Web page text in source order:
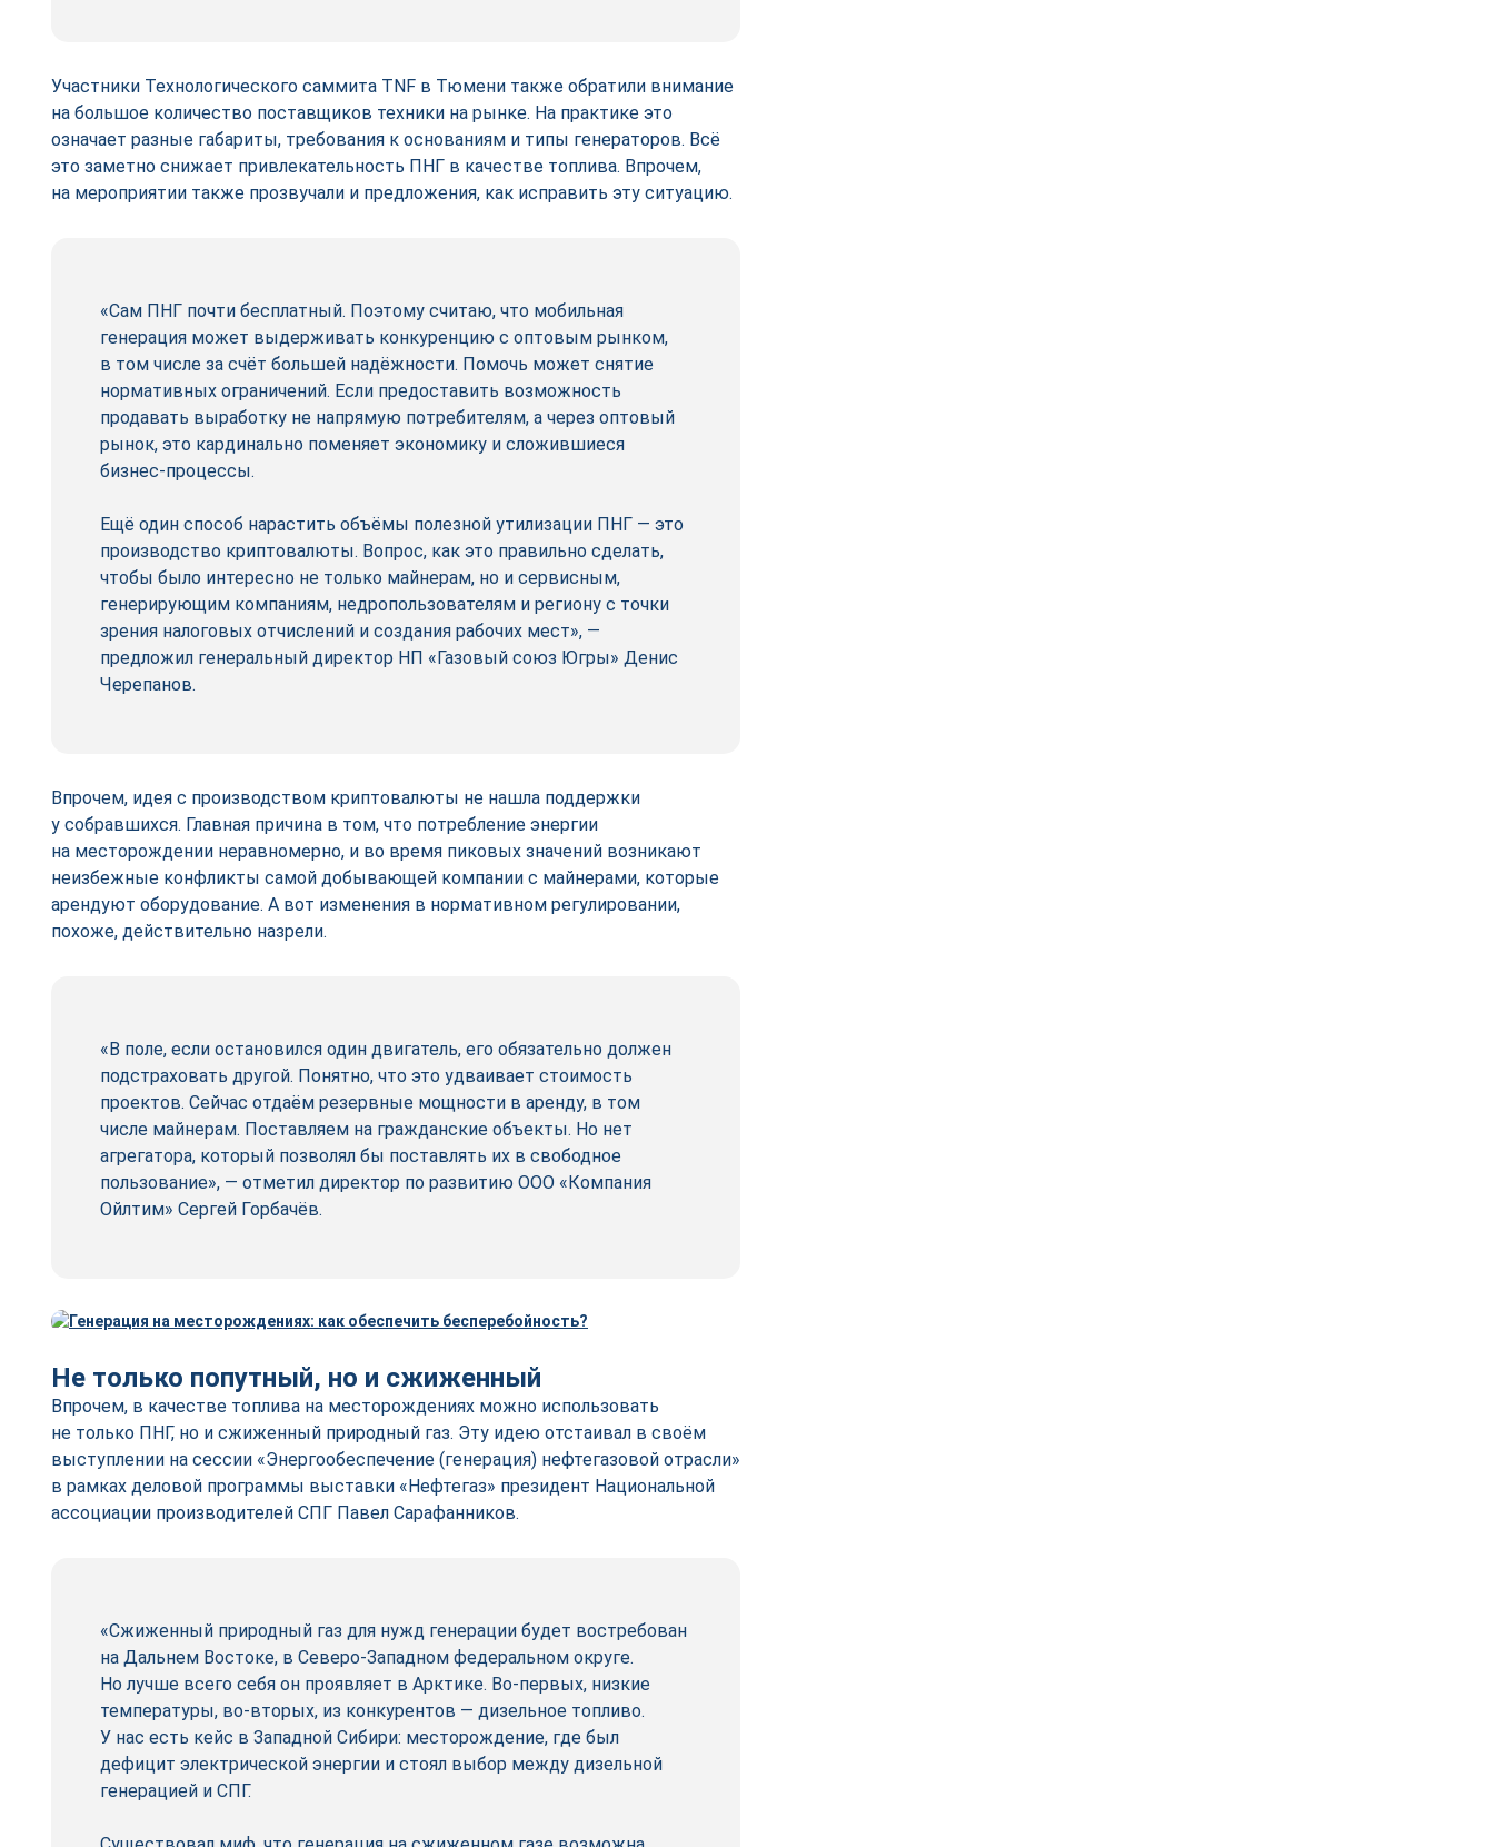
Участники Технологического саммита TNF в Тюмени также обратили внимание
на большое количество поставщиков техники на рынке. На практике это
означает разные габариты, требования к основаниям и типы генераторов. Всё
это заметно снижает привлекательность ПНГ в качестве топлива. Впрочем,
на мероприятии также прозвучали и предложения, как исправить эту ситуацию.
«Сам ПНГ почти бесплатный. Поэтому считаю, что мобильная
генерация может выдерживать конкуренцию с оптовым рынком,
в том числе за счёт большей надёжности. Помочь может снятие
нормативных ограничений. Если предоставить возможность
продавать выработку не напрямую потребителям, а через оптовый
рынок, это кардинально поменяет экономику и сложившиеся
бизнес-­процессы.
Ещё один способ нарастить объёмы полезной утилизации ПНГ — это
производство криптовалюты. Вопрос, как это правильно сделать,
чтобы было интересно не только майнерам, но и сервисным,
генерирующим компаниям, недропользователям и региону с точки
зрения налоговых отчислений и создания рабочих мест», —
предложил генеральный директор НП «Газовый союз Югры» Денис
Черепанов.
Впрочем, идея с производством криптовалюты не нашла поддержки
у собравшихся. Главная причина в том, что потребление энергии
на месторождении неравномерно, и во время пиковых значений возникают
неизбежные конфликты самой добывающей компании с майнерами, которые
арендуют оборудование. А вот изменения в нормативном регулировании,
похоже, действительно назрели.
«В поле, если остановился один двигатель, его обязательно должен
подстраховать другой. Понятно, что это удваивает стоимость
проектов. Сейчас отдаём резервные мощности в аренду, в том
числе майнерам. Поставляем на гражданские объекты. Но нет
агрегатора, который позволял бы поставлять их в свободное
пользование», — отметил директор по развитию ООО «Компания
Ойлтим» Сергей Горбачёв.
Не только попутный, но и сжиженный
Впрочем, в качестве топлива на месторождениях можно использовать
не только ПНГ, но и сжиженный природный газ. Эту идею отстаивал в своём
выступлении на сессии «Энергообеспечение (генерация) нефтегазовой отрасли»
в рамках деловой программы выставки «Нефтегаз» президент Национальной
ассоциации производителей СПГ Павел Сарафанников.
«Сжиженный природный газ для нужд генерации будет востребован
на Дальнем Востоке, в Северо-­Западном федеральном округе.
Но лучше всего себя он проявляет в Арктике. Во-первых, низкие
температуры, во‑вторых, из конкурентов — дизельное топливо.
У нас есть кейс в Западной Сибири: месторождение, где был
дефицит электрической энергии и стоял выбор между дизельной
генерацией и СПГ.